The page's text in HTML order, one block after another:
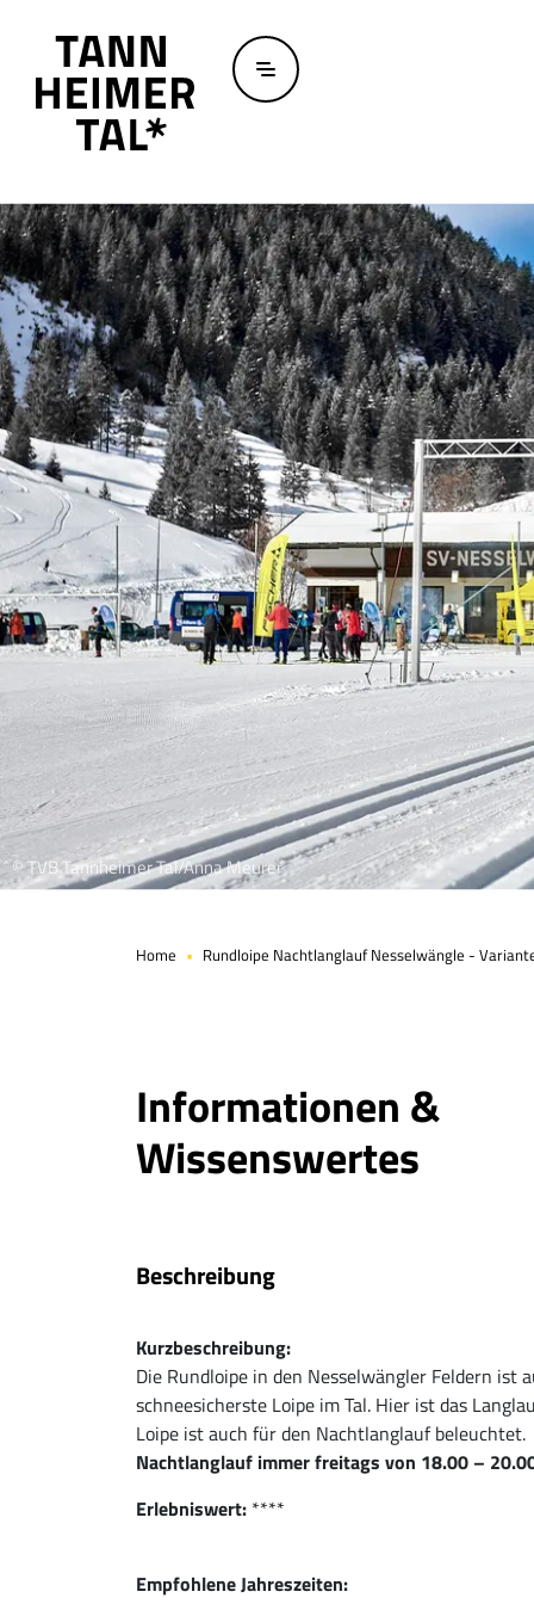
© TVB Tannheimer Tal/Anna Meurer
Home Rundloipe Nachtlanglauf Nesselwängle -
Informationen &
Wissenswertes
Beschreibung
Kurzbeschreibung:
Die Rundloipe in den Nesselwängler Feldern ist
schneesicherste Loipe im Tal. Hier ist das
Loipe ist auch für den Nachtlanglauf beleuchtet.
Nachtlanglauf immer freitags von 18.00 –
Erlebniswert: ****
Empfohlene Jahreszeiten: